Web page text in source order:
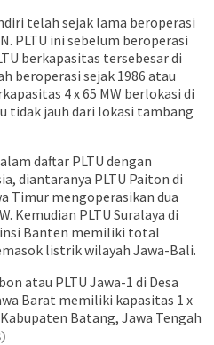
telah sejak lama beroperasi
PLTU ini sebelum beroperasi
berkapasitas tersebesar di
beroperasi sejak 1986 atau
4 x 65 MW berlokasi di
tidak jauh dari lokasi tambang
daftar PLTU dengan
diantaranya PLTU Paiton di
Timur mengoperasikan dua
Kemudian PLTU Suralaya di
Banten memiliki total
listrik wilayah Jawa-Bali.
atau PLTU Jawa-1 di Desa
Barat memiliki kapasitas 1 x
Batang, Jawa Tengah